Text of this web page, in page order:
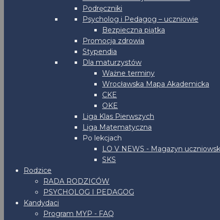
Podręczniki
Psycholog i Pedagog – uczniowie
Bezpieczna piątka
Promocja zdrowia
Stypendia
Dla maturzystów
Ważne terminy
Wrocławska Mapa Akademicka
CKE
OKE
Liga Klas Pierwszych
Liga Matematyczna
Po lekcjach
LO V NEWS - Magazyn
SKS
Rodzice
RADA RODZICÓW
PSYCHOLOG I PEDAGOG
Kandydaci
Program MYP - FAQ